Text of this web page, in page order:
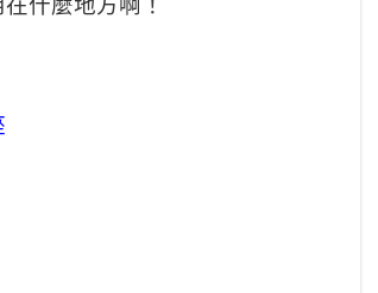
什麼地方啊！